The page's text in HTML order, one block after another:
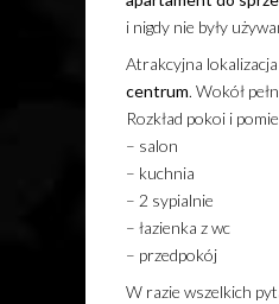
i nigdy nie były
Atrakcyjna
centrum. Wokół
Rozkład pokoi i
– salon
– kuchnia
– 2 sypialnie
– łazienka z wc
– przedpokój
W razie wszelkich